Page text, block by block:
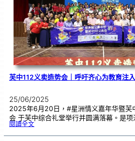
–H
a
b
it
a
t
io
n：
L
iv
ing
o
n
M
a
r
s
芙中112义卖造势会｜呼吁齐心为教育注
25/06/2025
2025年6月20日，#星洲情义嘉年华暨芙
会 于芙中综合礼堂举行并圆满落幕。是
閱讀全文:芙
1